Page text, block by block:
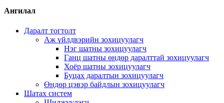
Ангилал
Даралт тогтолт
Аж үйлдвэрийн зохицуулагч
Нэг шатны зохицуулагч
Ганц шатны өндөр даралттай зохицуулагч
Хоёр шатны зохицуулагч
Буцах даралтын зохицуулагч
Өндөр цэвэр байдлын зохицуулагч
Шатах систем